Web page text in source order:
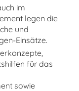
im
legen die
und
Einsätze.
für das
sowie